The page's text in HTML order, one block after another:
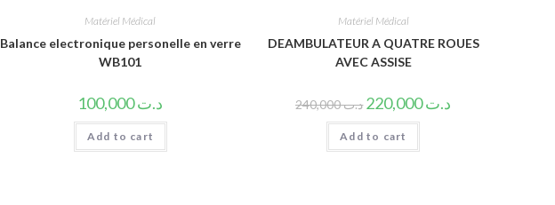
Matériel Médical
Balance electronique personelle en verre
WB101
د.ت100,000
Add to cart
Matériel Médical
DEAMBULATEUR A QUATRE ROUES
AVEC ASSISE
د.ت240,000 د.ت220,000
Add to cart